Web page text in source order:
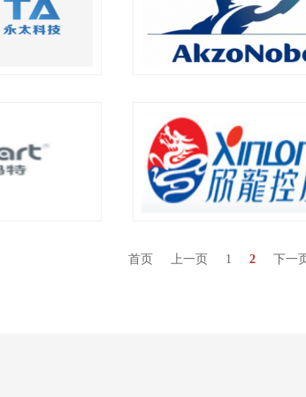
首页 上一页 1 2 下一